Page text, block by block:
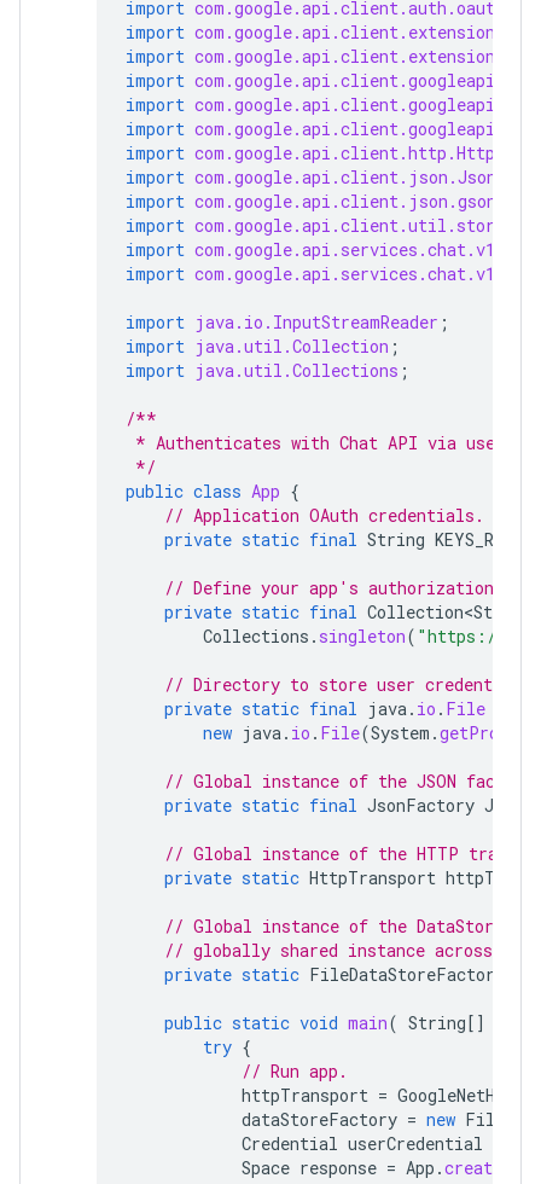
import
import
import
import
import
import
import
import
import
import
import
import
import java.io.InputStreamReader ;
import java.util.Collection ;
import java.util.Collections ;
/**
* Authenticates with Chat API via user
*/
public class App {
// Application OAuth credentials.
private static final String
// Define your app's authorization
private static final Collection<String>
Collections . singleton( "https://
// Directory to store user credentials.
private static final java . io . File
new java . io . File(System .
// Global instance of the JSON
private static final JsonFactory
// Global instance of the HTTP
private static HttpTransport
// Global instance of the
// globally shared instance across
private static FileDataStoreFactory
public static void main( String[]
try {
// Run app.
httpTransport =
dataStoreFactory = new
Credential userCredential
Space response = App .